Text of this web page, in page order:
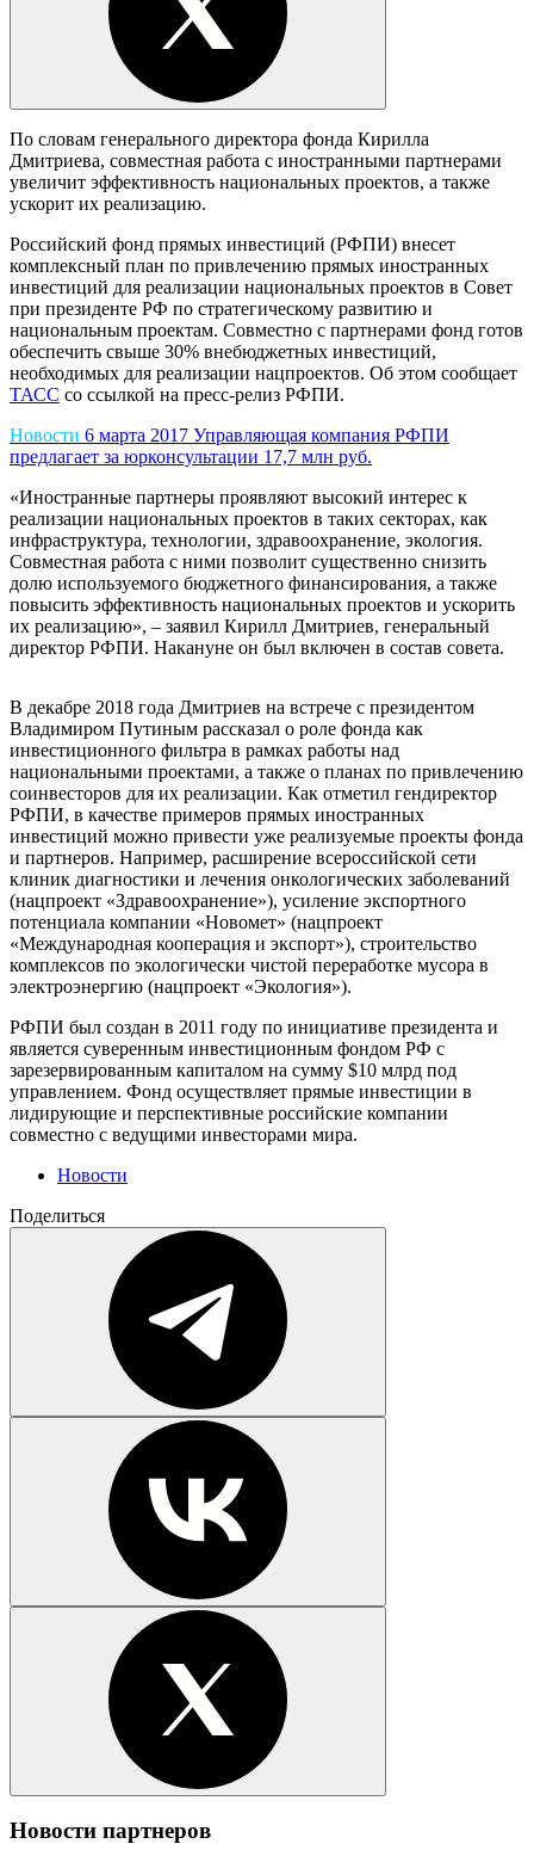
По словам генерального директора фонда Кирилла
Дмитриева, совместная работа с иностранными партнерами
увеличит эффективность национальных проектов, а также
ускорит их реализацию.
Российский фонд прямых инвестиций (РФПИ) внесет
комплексный план по привлечению прямых иностранных
инвестиций для реализации национальных проектов в Совет
при президенте РФ по стратегическому развитию и
национальным проектам. Совместно с партнерами фонд готов
обеспечить свыше 30% внебюджетных инвестиций,
необходимых для реализации нацпроектов. Об этом сообщает
ТАСС со ссылкой на пресс-релиз РФПИ.
Новости 6 марта 2017 Управляющая компания РФПИ
предлагает за юрконсультации 17,7 млн руб.
«Иностранные партнеры проявляют высокий интерес к
реализации национальных проектов в таких секторах, как
инфраструктура, технологии, здравоохранение, экология.
Совместная работа с ними позволит существенно снизить
долю используемого бюджетного финансирования, а также
повысить эффективность национальных проектов и ускорить
их реализацию», – заявил Кирилл Дмитриев, генеральный
директор РФПИ. Накануне он был включен в состав совета.
В декабре 2018 года Дмитриев на встрече с президентом
Владимиром Путиным рассказал о роле фонда как
инвестиционного фильтра в рамках работы над
национальными проектами, а также о планах по привлечению
соинвесторов для их реализации. Как отметил гендиректор
РФПИ, в качестве примеров прямых иностранных
инвестиций можно привести уже реализуемые проекты фонда
и партнеров. Например, расширение всероссийской сети
клиник диагностики и лечения онкологических заболеваний
(нацпроект «Здравоохранение»), усиление экспортного
потенциала компании «Новомет» (нацпроект
«Международная кооперация и экспорт»), строительство
комплексов по экологически чистой переработке мусора в
электроэнергию (нацпроект «Экология»).
РФПИ был создан в 2011 году по инициативе президента и
является суверенным инвестиционным фондом РФ с
зарезервированным капиталом на сумму $10 млрд под
управлением. Фонд осуществляет прямые инвестиции в
лидирующие и перспективные российские компании
совместно с ведущими инвесторами мира.
Новости
Поделиться
Новости партнеров